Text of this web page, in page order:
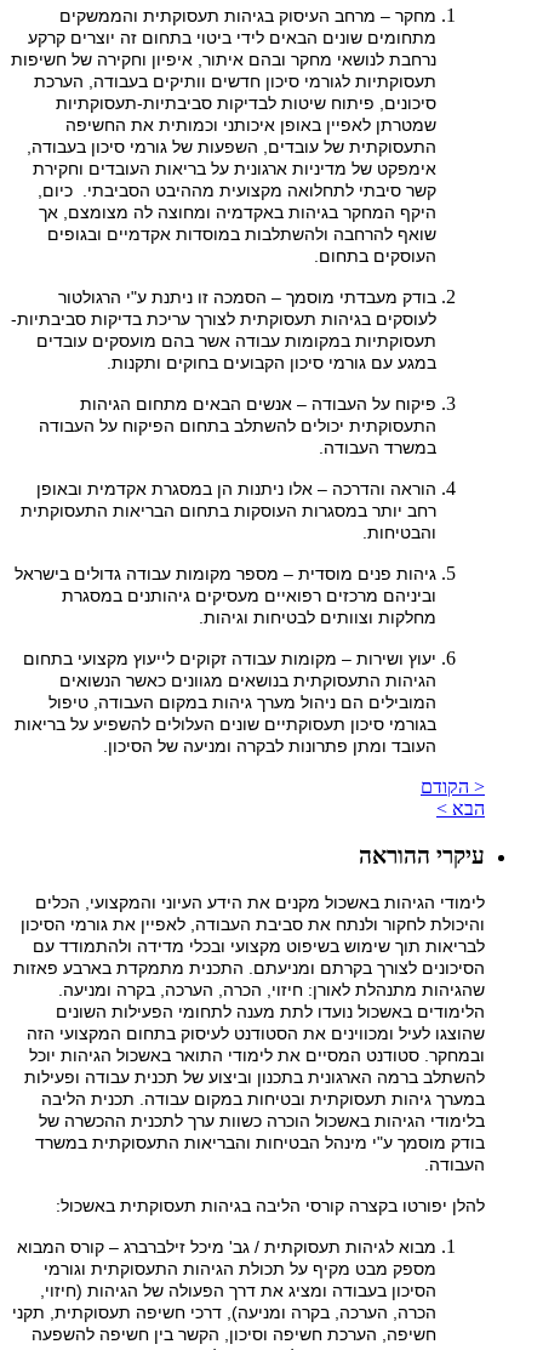
מחקר – מרחב העיסוק בגיהות תעסוקתית והממשקים
מתחומים שונים הבאים לידי ביטוי בתחום זה יוצרים קרקע
נרחבת לנושאי מחקר ובהם איתור, איפיון וחקירה של חשיפות
תעסוקתיות לגורמי סיכון חדשים וותיקים בעבודה, הערכת
סיכונים, פיתוח שיטות לבדיקות סביבתיות-תעסוקתיות
שמטרתן לאפיין באופן איכותני וכמותית את החשיפה
התעסוקתית של עובדים, השפעות של גורמי סיכון בעבודה,
אימפקט של מדיניות ארגונית על בריאות העובדים וחקירת
קשר סיבתי לתחלואה מקצועית מההיבט הסביבתי. כיום,
היקף המחקר בגיהות באקדמיה ומחוצה לה מצומצם, אך
שואף להרחבה ולהשתלבות במוסדות אקדמיים ובגופים
העוסקים בתחום.
בודק מעבדתי מוסמך – הסמכה זו ניתנת ע"י הרגולטור
לעוסקים בגיהות תעסוקתית לצורך עריכת בדיקות סביבתיות-
תעסוקתיות במקומות עבודה אשר בהם מועסקים עובדים
במגע עם גורמי סיכון הקבועים בחוקים ותקנות.
פיקוח על העבודה – אנשים הבאים מתחום הגיהות
התעסוקתית יכולים להשתלב בתחום הפיקוח על העבודה
במשרד העבודה.
הוראה והדרכה – אלו ניתנות הן במסגרת אקדמית ובאופן
רחב יותר במסגרות העוסקות בתחום הבריאות התעסוקתית
והבטיחות.
גיהות פנים מוסדית – מספר מקומות עבודה גדולים בישראל
וביניהם מרכזים רפואיים מעסיקים גיהותנים במסגרת
מחלקות וצוותים לבטיחות וגיהות.
יעוץ ושירות – מקומות עבודה זקוקים לייעוץ מקצועי בתחום
הגיהות התעסוקתית בנושאים מגוונים כאשר הנשואים
המובילים הם ניהול מערך גיהות במקום העבודה, טיפול
בגורמי סיכון תעסוקתיים שונים העלולים להשפיע על בריאות
העובד ומתן פתרונות לבקרה ומניעה של הסיכון.
< הקודם
הבא >
עיקרי ההוראה
לימודי הגיהות באשכול מקנים את הידע העיוני והמקצועי, הכלים
והיכולת לחקור ולנתח את סביבת העבודה, לאפיין את גורמי הסיכון
לבריאות תוך שימוש בשיפוט מקצועי ובכלי מדידה ולהתמודד עם
הסיכונים לצורך בקרתם ומניעתם. התכנית מתמקדת בארבע פאזות
שהגיהות מתנהלת לאורן: חיזוי, הכרה, הערכה, בקרה ומניעה.
הלימודים באשכול נועדו לתת מענה לתחומי הפעילות השונים
שהוצגו לעיל ומכווינים את הסטודנט לעיסוק בתחום המקצועי הזה
ובמחקר. סטודנט המסיים את לימודי התואר באשכול הגיהות יוכל
להשתלב ברמה הארגונית בתכנון וביצוע של תכנית עבודה ופעילות
במערך גיהות תעסוקתית ובטיחות במקום עבודה. תכנית הליבה
בלימודי הגיהות באשכול הוכרה כשוות ערך לתכנית ההכשרה של
בודק מוסמך ע"י מינהל הבטיחות והבריאות התעסוקתית במשרד
העבודה.
להלן יפורטו בקצרה קורסי הליבה בגיהות תעסוקתית באשכול:
מבוא לגיהות תעסוקתית / גב' מיכל זילברברג – קורס המבוא
מספק מבט מקיף על תכולת הגיהות התעסוקתית וגורמי
הסיכון בעבודה ומציג את דרך הפעולה של הגיהות (חיזוי,
הכרה, הערכה, בקרה ומניעה), דרכי חשיפה תעסוקתית, תקני
חשיפה, הערכת חשיפה וסיכון, הקשר בין חשיפה להשפעה